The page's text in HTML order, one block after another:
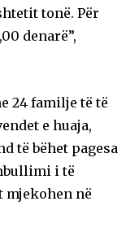
tonë. Për
denarë”,
24 familje të të
e huaja,
të bëhet pagesa
i të
mjekohen në